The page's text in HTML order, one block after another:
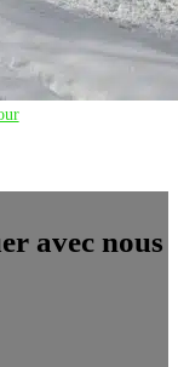
avec nous